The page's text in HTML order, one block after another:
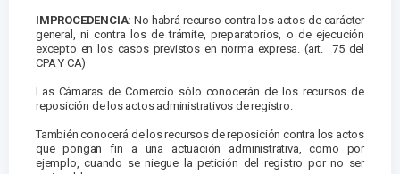
IMPROCEDENCIA: No habrá recurso contra los actos de carácter
general, ni contra los de trámite, preparatorios, o de ejecución
excepto en los casos previstos en norma expresa. (art. 75 del
CPA Y CA)
Las Cámaras de Comercio sólo conocerán de los recursos de
reposición de los actos administrativos de registro.
También conocerá de los recursos de reposición contra los actos
que pongan fin a una actuación administrativa, como por
ejemplo, cuando se niegue la petición del registro por no ser